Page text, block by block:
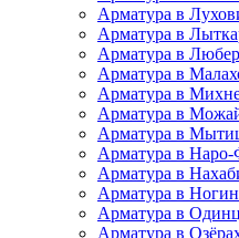
Арматура в
Арматура в
Арматура в
Арматура в
Арматура в
Арматура в
Арматура в
Арматура в
Арматура в
Арматура в
Арматура в
Арматура в